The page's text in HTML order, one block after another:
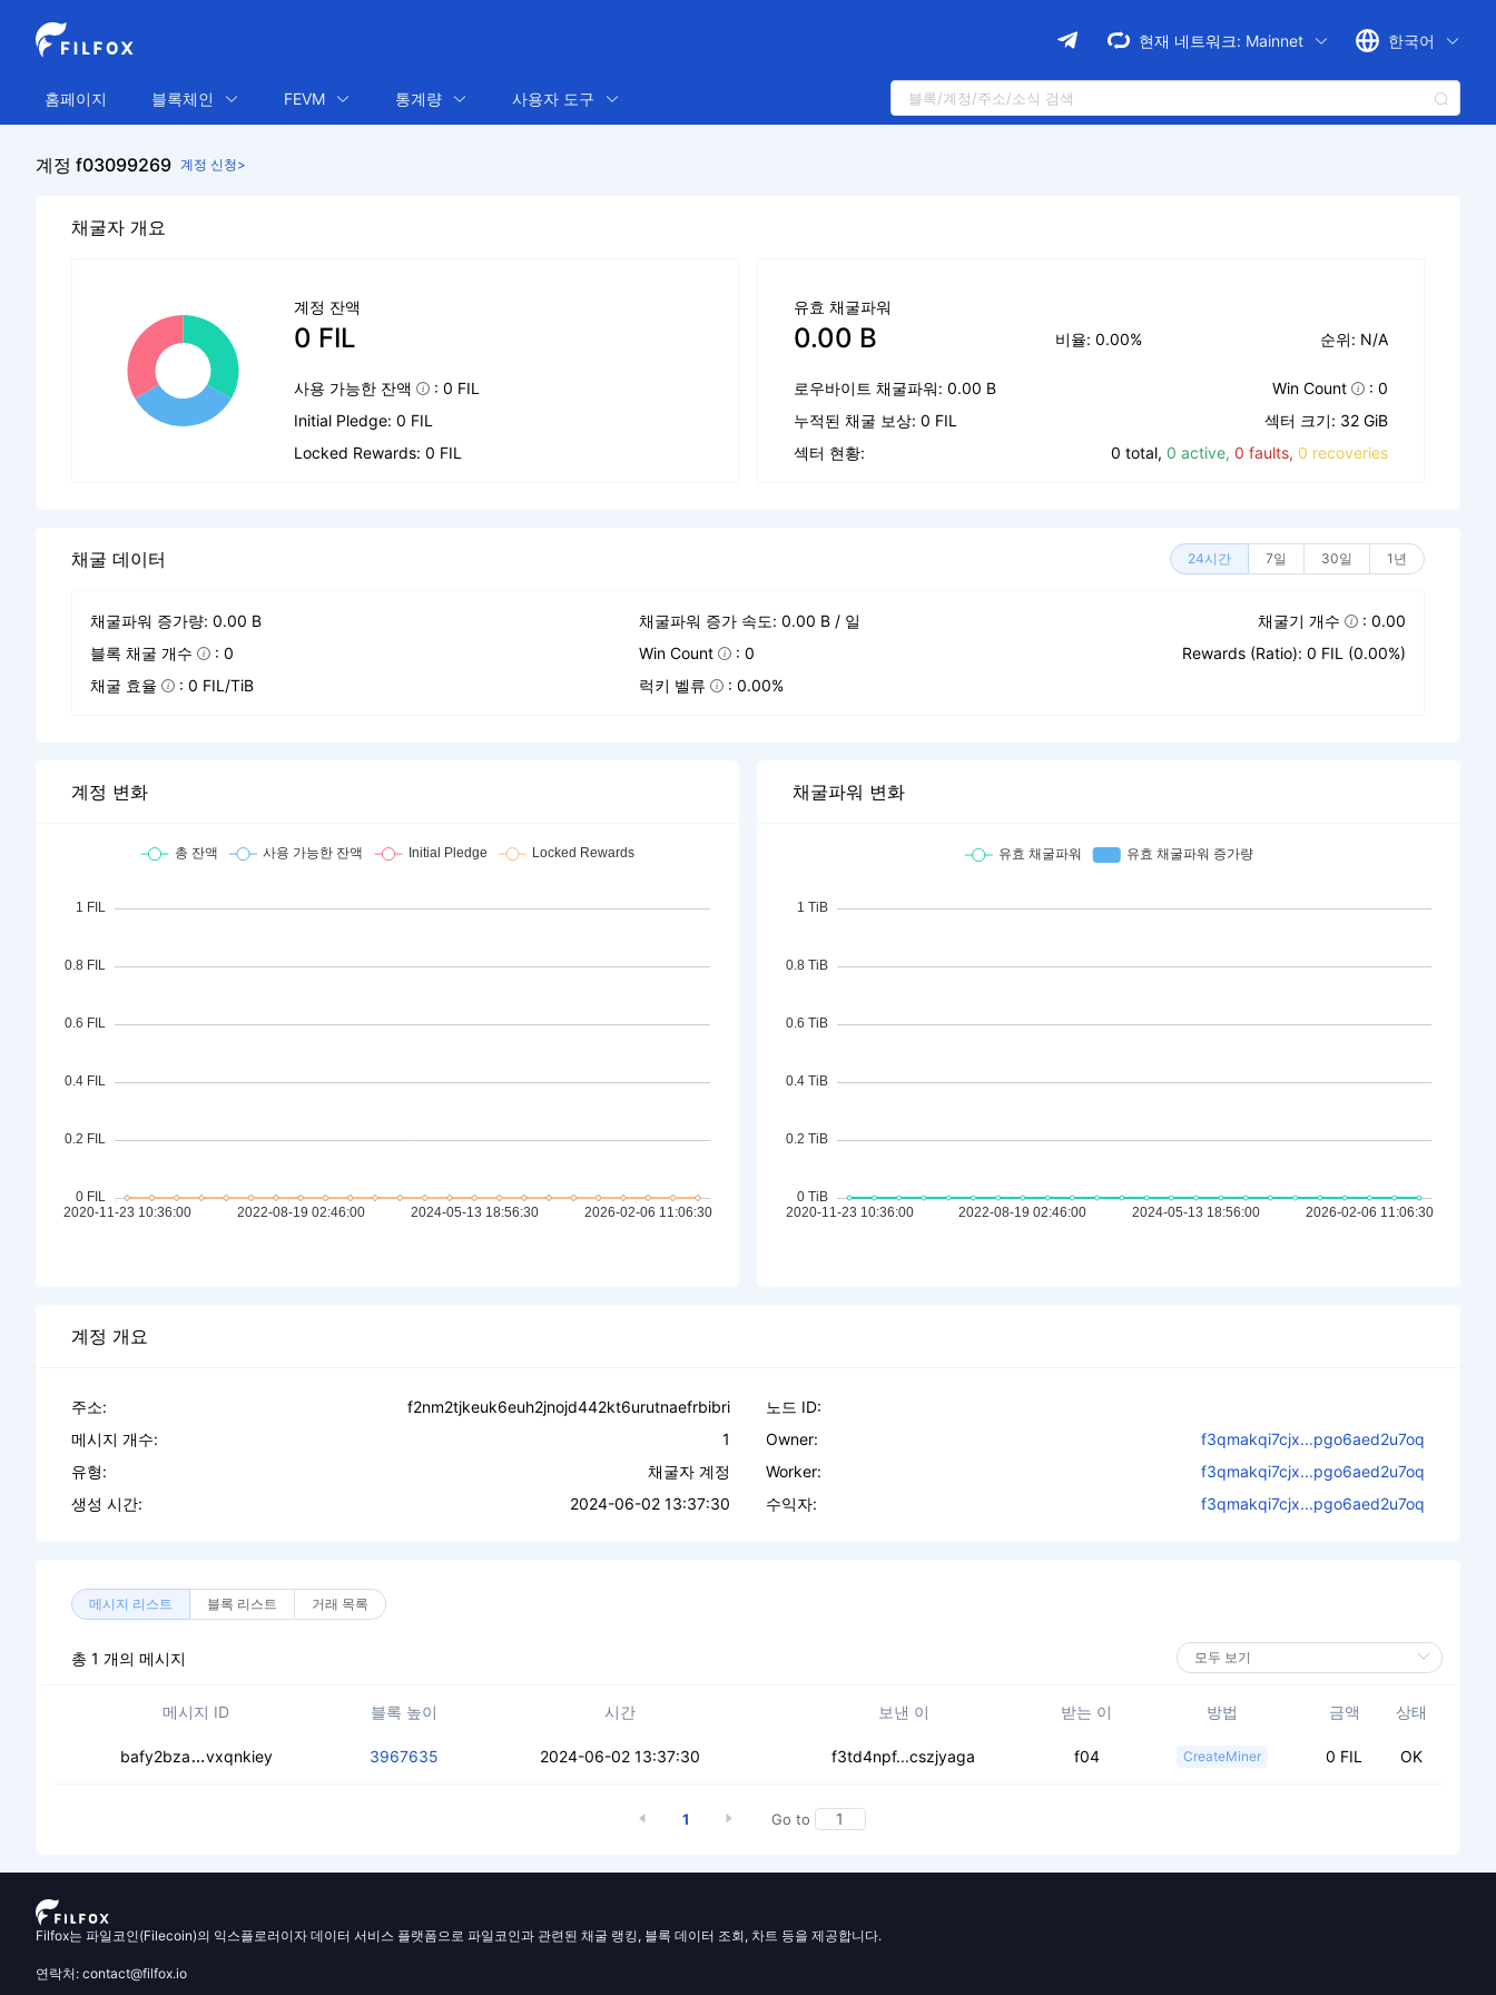
현재 네트워크: Mainnet 한국어
홈페이지 블록체인 FEVM 통계량 사용자 도구
계정 f03099269 계정 신청>
채굴자 개요
계정 잔액
0 FIL
사용 가능한 잔액
: 0 FIL
Initial Pledge: 0 FIL
Locked Rewards: 0 FIL
유효 채굴파워
0.00 B 비율: 0.00% 순위: N/A
로우바이트 채굴파워: 0.00 B Win Count
: 0
누적된 채굴 보상: 0 FIL
섹터 크기: 32 GiB
섹터 현황:
0 total, 0 active, 0 faults, 0 recoveries
채굴 데이터 24시간 7일 30일 1년
채굴파워 증가량: 0.00 B 채굴파워 증가 속도: 0.00 B / 일 채굴기 개수
: 0.00
블록 채굴 개수
: 0 Win Count : 0
Rewards (Ratio): 0 FIL (0.00%)
채굴 효율
: 0 FIL/TiB 럭키 벨류 : 0.00%
계정 변화 채굴파워 변화
계정 개요
주소:
f2nm2tjkeuk6euh2jnojd442kt6urutnaefrbibri
메시지 개수:
1
유형:
채굴자 계정
생성 시간:
2024-06-02 13:37:30
노드 ID:
Owner:
f3qmakqi7cjx...pgo6aed2u7oq
Worker:
f3qmakqi7cjx...pgo6aed2u7oq
수익자:
f3qmakqi7cjx...pgo6aed2u7oq
메시지 리스트 블록 리스트 거래 목록
총 1 개의 메시지
메시지 ID 블록 높이 시간 보낸 이 받는 이 방법 금액 상태
bafy2bza cec4c6cf5fginnorevx6ciqdxldsjadikl5tawj2r3cww5
vxqnkiey 3967635 2024-06-02 13:37:30 f3td4npf...cszjyaga f04 CreateMiner 0 FIL OK
1 Go to
Filfox는 파일코인(Filecoin)의 익스플로러이자 데이터 서비스 플랫폼으로 파일코인과 관련된 채굴 랭킹, 블록 데이터 조회, 차트 등을 제공합니다.
연락처: contact@filfox.io